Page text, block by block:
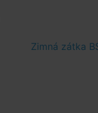
Zimná zátka